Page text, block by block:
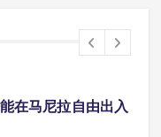
在马尼拉使用国际